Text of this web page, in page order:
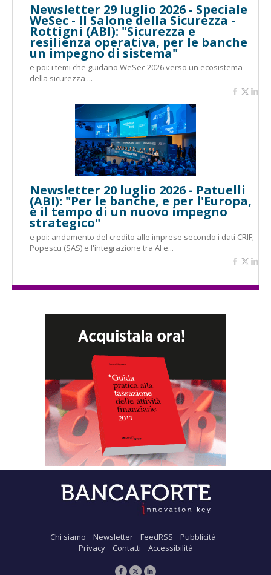
Newsletter 29 luglio 2026 - Speciale
WeSec - Il Salone della Sicurezza -
Rottigni (ABI): "Sicurezza e
resilienza operativa, per le banche
un impegno di sistema"
e poi: i temi che guidano WeSec 2026 verso un ecosistema
della sicurezza ...
Newsletter 20 luglio 2026 - Patuelli
(ABI): "Per le banche, e per l'Europa,
è il tempo di un nuovo impegno
strategico"
e poi: andamento del credito alle imprese secondo i dati CRIF;
Popescu (SAS) e l'integrazione tra AI e...
Chi siamo Newsletter FeedRSS
Pubblicità
Privacy
Contatti Accessibilità